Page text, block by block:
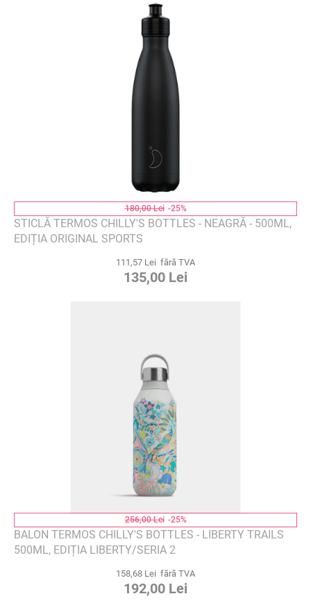
180,00 Lei -25%
STICLĂ TERMOS CHILLY'S BOTTLES - NEAGRĂ - 500ML,
EDIȚIA ORIGINAL SPORTS
111,57 Lei fără TVA
135,00 Lei
256,00 Lei -25%
BALON TERMOS CHILLY'S BOTTLES - LIBERTY TRAILS
500ML, EDIȚIA LIBERTY/SERIA 2
158,68 Lei fără TVA
192,00 Lei